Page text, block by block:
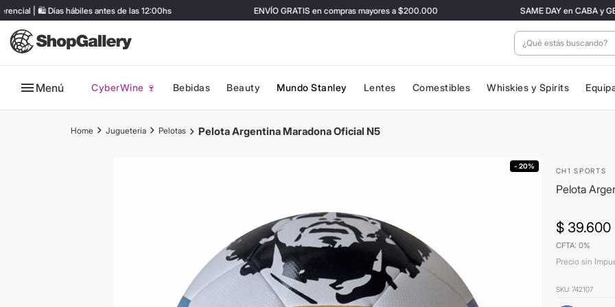
| 🛍️ Días hábiles antes de las 12:00hs ENVÍO GRATIS en compras mayores a $200.000 SAME DAY en CABA y GBA
¿Qué estás
Menú CyberWine 🍷 Bebidas Beauty Mundo Stanley Lentes Comestibles Whiskies y Spirits
Jugueteria Pelotas Pelota Argentina Maradona Oficial N5
- 20%
CH1 SPORTS
Pelota
$ 39.600
CFTA: 0%
Precio sin
SKU:742107